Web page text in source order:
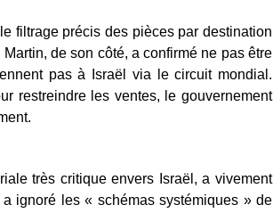
filtrage précis des pièces par destination
de son côté, a confirmé ne pas être
pas à Israël via le circuit mondial.
restreindre les ventes, le gouvernement
très critique envers Israël, a vivement
ignoré les « schémas systémiques » de